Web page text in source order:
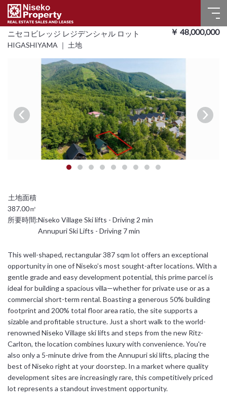
ホーム
賃貸物件
よくある質問
言語選択
English
简体中文
ニセコビレッジ レジデンシャル ロット
HIGASHIYAMA ｜ 土地
￥ 48,000,000
387.00㎡
所要時間:Niseko Village Ski lifts - Driving 2 min
Annupuri Ski Lifts - Driving 7 min
This well-shaped, rectangular 387 sqm lot offers an exceptional
opportunity in one of Niseko’s most sought-after locations. With a
gentle grade and easy development potential, this prime parcel is
ideal for building a spacious villa—whether for private use or as a
commercial short-term rental. Boasting a generous 50% building
footprint and 200% total floor area ratio, the site supports a
sizable and profitable structure. Just a short walk to the world-
renowned Niseko Village ski lifts and steps from the new Ritz-
Carlton, the location combines luxury with convenience. You're
also only a 5-minute drive from the Annupuri ski lifts, placing the
best of Niseko right at your doorstep. In a market where quality
development sites are increasingly rare, this competitively priced
lot represents a standout investment opportunity.